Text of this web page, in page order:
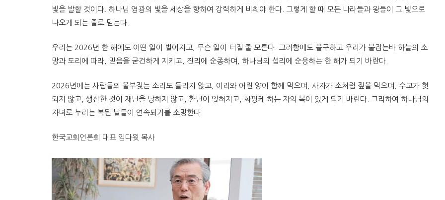
빛을 발할 것이다. 하나님 영광의 빛을 세상을 향하여 강력하게 비춰야 한다. 그렇게 할 때 모든 나라들과 왕들이 그 빛으로
나오게 되는 줄로 믿는다.
우리는 2026년 한 해에도 어떤 일이 벌어지고, 무슨 일이 터질 줄 모른다. 그러함에도 불구하고 우리가 붙잡는바 하늘의 소
망과 도리에 따라, 믿음을 굳건하게 지키고, 진리에 순종하며, 하나님의 섭리에 순응하는 한 해가 되기 바란다.
2026년에는 사람들의 울부짖는 소리도 들리지 않고, 이리와 어린 양이 함께 먹으며, 사자가 소처럼 짚을 먹으며, 수고가 헛
되지 않고, 생산한 것이 재난을 당하지 않고, 환난이 잊혀지고, 화평케 하는 자의 복이 있게 되기 바란다. 그리하여 하나님의
자녀로 누리는 복된 날들이 연속되기를 소망한다.
한국교회언론회 대표 임다윗 목사